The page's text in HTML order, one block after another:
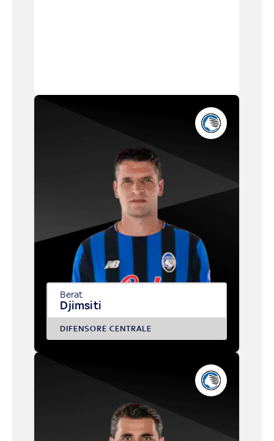
Berat
Djimsiti
DIFENSORE CENTRALE